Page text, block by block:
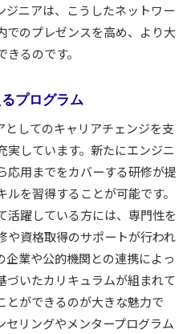
ジニアは、こうしたネットワー
でのプレゼンスを高め、より大
るのです。
プログラム
してのキャリアチェンジを支
実しています。新たにエンジニ
応用までをカバーする研修が提
を習得することが可能です。
活躍している方には、専門性を
や資格取得のサポートが行われ
企業や公的機関との連携によっ
づいたカリキュラムが組まれて
とができるのが大きな魅力で
セリングやメンタープログラム